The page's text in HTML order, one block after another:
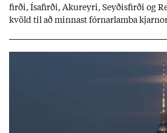
firði, Ísa­firði, Ak­ur­eyri, Seyð­is­firði og
kvöld til að minn­ast fórn­ar­lamba